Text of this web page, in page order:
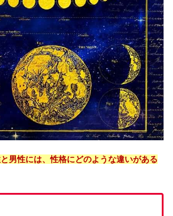
男性には、性格にどのような違いがある